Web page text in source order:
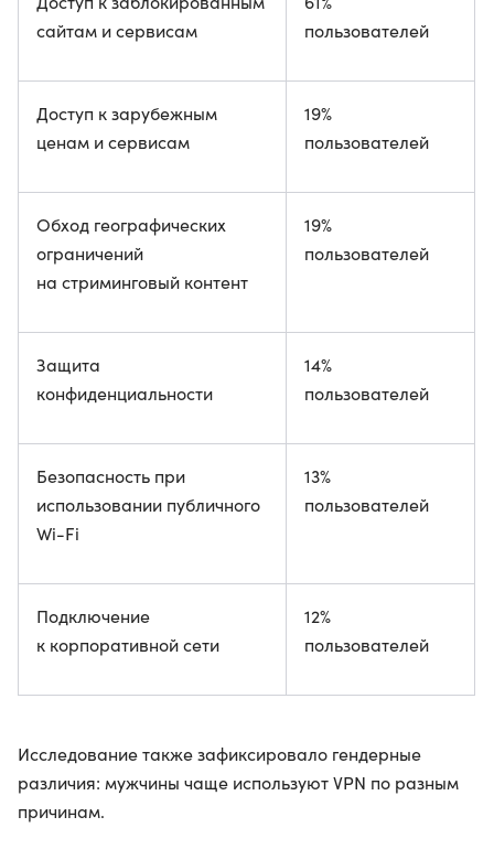
сайтам и сервисам
пользователей
Доступ к зарубежным
ценам и сервисам
19%
пользователей
Обход географических
ограничений
на стриминговый контент
19%
пользователей
Защита
конфиденциальности
14%
пользователей
Безопасность при
использовании публичного
Wi-Fi
13%
пользователей
Подключение
к корпоративной сети
12%
пользователей
Исследование также зафиксировало гендерные
различия: мужчины чаще используют VPN по разным
причинам.